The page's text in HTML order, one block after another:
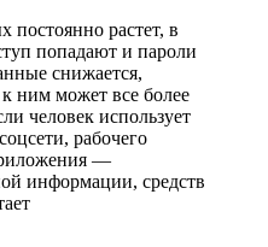
постоянно растет, в
попадают и пароли
снижается,
ним может все более
человек использует
рабочего
—
информации, средств